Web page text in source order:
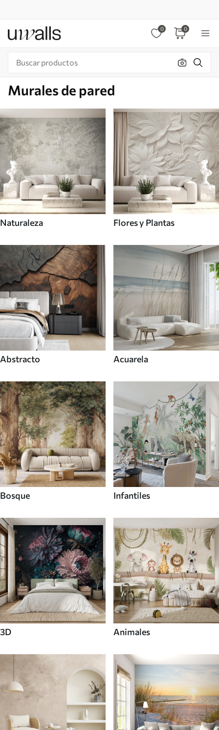
0 0
Murales de pared
Naturaleza Flores y Plantas
Abstracto Acuarela
Bosque Infantiles
3D Animales